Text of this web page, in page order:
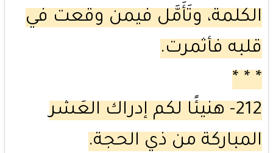
الكلمة، وتَأَمَّل فيمن وقعت في
قلبه فأثمرت.
* * *
212- هنيئًا لكم إدراك العَشر
المباركة من ذي الحجة.